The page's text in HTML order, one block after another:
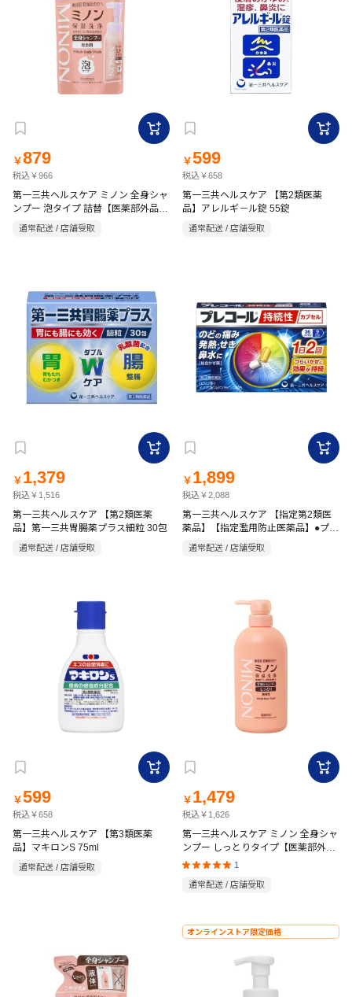
￥879
税込￥966
第一三共ヘルスケア ミノン 全身シャ
ンプー 泡タイプ 詰替【医薬部外品】
通常配送 / 店舗受取
￥599
税込￥658
第一三共ヘルスケア 【第2類医薬
品】アレルギ－ル錠 55錠
通常配送 / 店舗受取
￥ 1,379
税込￥1,516
第一三共ヘルスケア 【第2類医薬
品】第一三共胃腸薬プラス細粒 30包
通常配送 / 店舗受取
￥ 1,899
税込￥2,088
第一三共ヘルスケア 【指定第2類医
薬品】【指定濫用防止医薬品】●プレ
コール持続性カプセル 36P
通常配送 / 店舗受取
￥599
税込￥658
第一三共ヘルスケア 【第3類医薬
品】マキロンS 75ml
通常配送 / 店舗受取
￥ 1,479
税込￥1,626
第一三共ヘルスケア ミノン 全身シャ
ンプー しっとりタイプ【医薬部外
品】 450ml 1
通常配送 / 店舗受取
オンラインストア限定価格